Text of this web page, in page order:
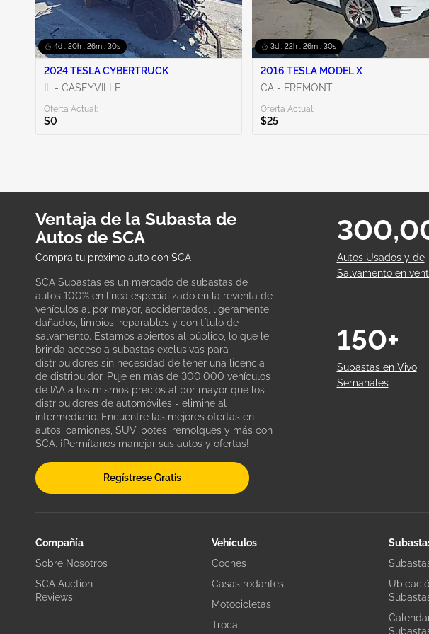
4d : 20h : 26m : 29s
2024 TESLA CYBERTRUCK
IL - CASEYVILLE
Oferta Actual:
$0
3d : 22h : 26m : 29s
2016 TESLA MODEL X
CA - FREMONT
Oferta Actual:
$25
Ventaja de la Subasta de
Autos de SCA
Compra tu próximo auto con SCA
SCA Subastas es un mercado de subastas de
autos 100% en línea especializado en la reventa de
vehículos al por mayor, accidentados, ligeramente
dañados, limpios, reparables y con título de
salvamento. Estamos abiertos al público, lo que le
brinda acceso a subastas exclusivas para
distribuidores sin necesidad de tener una licencia
de distribuidor. Puje en más de 300,000 vehículos
de IAA a los mismos precios al por mayor que los
distribuidores de automóviles - elimine al
intermediario. Encuentre las mejores ofertas en
autos, camiones, SUV, botes, remolques y más con
SCA. ¡Permítanos manejar sus autos y ofertas!
Regístrese Gratis
Autos Usados y de
Salvamento en
Subastas en Vivo
Semanales
150+
Compañía
Sobre Nosotros
SCA Auction
Reviews
Vehículos
Coches
Casas rodantes
Motocicletas
Troca